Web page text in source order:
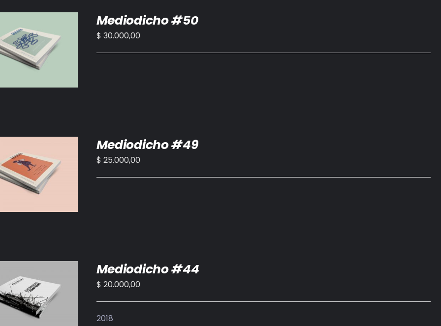
AL CARRITO
DETALLES
Mediodicho #50
$ 30.000,00
AL CARRITO
DETALLES
Mediodicho #49
$ 25.000,00
AL CARRITO
DETALLES
Mediodicho #44
$ 20.000,00
2018